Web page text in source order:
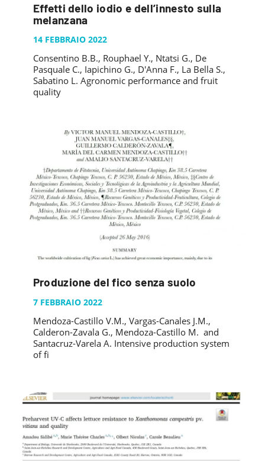
Effetti dello iodio e dell’innesto sulla
melanzana
14 FEBBRAIO 2022
Consentino B.B., Rouphael Y., Ntatsi G., De
Pasquale C., Iapichino G., D'Anna F., La Bella S.,
Sabatino L. Agronomic performance and fruit
quality
Produzione del fico senza suolo
7 FEBBRAIO 2022
Mendoza-Castillo V.M., Vargas-Canales J.M.,
Calderon-Zavala G., Mendoza-Castillo M. and
Santacruz-Varela A. Intensive production system
of fi